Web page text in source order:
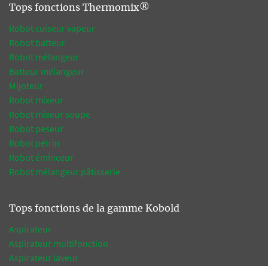
Tops fonctions Thermomix®
Robot cuiseur vapeur
Robot batteur
Robot mélangeur
Batteur mélangeur
Mijoteur
Robot mixeur
Robot mixeur soupe
Robot peseur
Robot pétrin
Robot éminceur
Robot mélangeur pâtisserie
Tops fonctions de la gamme Kobold
Aspirateur
Aspirateur multifonction
Aspirateur laveur